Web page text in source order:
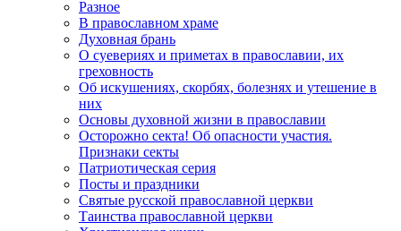
Разное
В православном храме
Духовная брань
О суевериях и приметах в православии, их
греховность
Об искушениях, скорбях, болезнях и утешение в
них
Основы духовной жизни в православии
Осторожно секта! Об опасности участия.
Признаки секты
Патриотическая серия
Посты и праздники
Святые русской православной церкви
Таинства православной церкви